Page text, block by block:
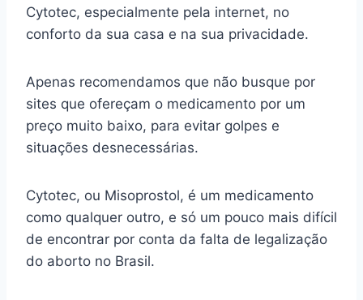
Cytotec, especialmente pela internet, no
conforto da sua casa e na sua privacidade.
Apenas recomendamos que não busque por
sites que ofereçam o medicamento por um
preço muito baixo, para evitar golpes e
situações desnecessárias.
Cytotec, ou Misoprostol, é um medicamento
como qualquer outro, e só um pouco mais difícil
de encontrar por conta da falta de legalização
do aborto no Brasil.